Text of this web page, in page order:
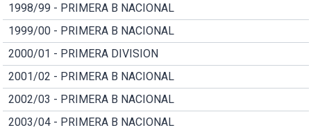
1998/99 - PRIMERA B NACIONAL
1999/00 - PRIMERA B NACIONAL
2000/01 - PRIMERA DIVISION
2001/02 - PRIMERA B NACIONAL
2002/03 - PRIMERA B NACIONAL
2003/04 - PRIMERA B NACIONAL